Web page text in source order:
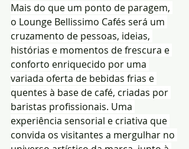
Mais do que um ponto de paragem,
o Lounge Bellissimo Cafés será um
cruzamento de pessoas, ideias,
histórias e momentos de frescura e
conforto enriquecido por uma
variada oferta de bebidas frias e
quentes à base de café, criadas por
baristas profissionais. Uma
experiência sensorial e criativa que
convida os visitantes a mergulhar no